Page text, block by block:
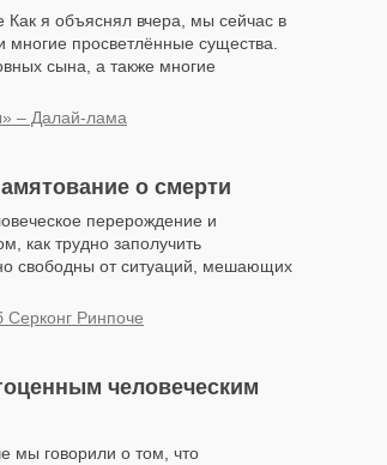
я объяснял вчера, мы сейчас в
просветлённые существа.
сына, а также многие
– Далай-лама
о смерти
перерождение и
как трудно заполучить
свободны от ситуаций, мешающих
Ринпоче
человеческим
мы говорили о том, что